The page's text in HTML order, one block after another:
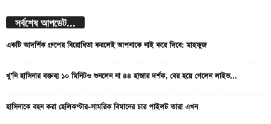
সর্বশেষ আপডেট...
একটি আদর্শিক গ্রুপের বিরোধিতা করলেই আপনাকে নাই করে দিবে: মাহফুজ
খু’নি হাসিনার বক্তব্য ১০ মিনিটও শুনলেন না ৪৪ হাজার দর্শক, বের হয়ে গেলেন লাইভ...
হাসিনাকে বহন করা হেলিকপ্টার-সামরিক বিমানের চার পাইলট তারা এখন